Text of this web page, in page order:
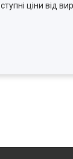
ціни від